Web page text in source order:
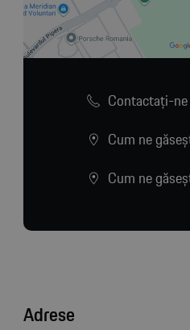
Contactaţi-ne
Cum ne
Cum ne
Adrese